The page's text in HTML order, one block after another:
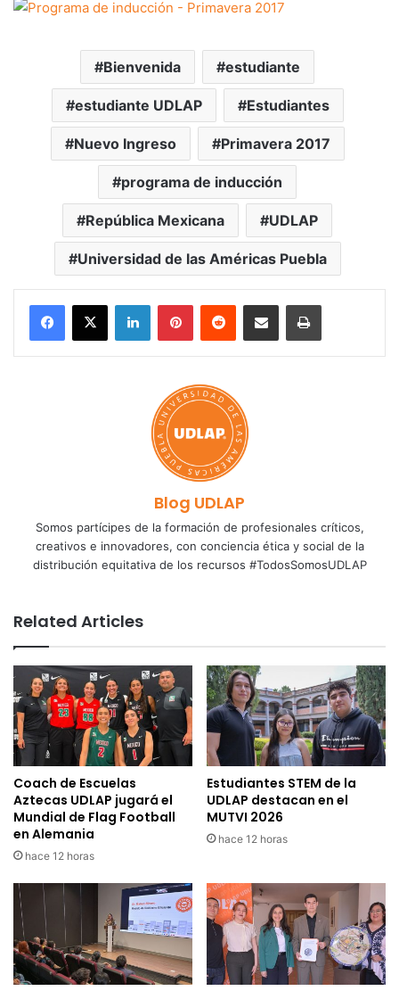
Bienvenida estudiante
estudiante UDLAP Estudiantes
Nuevo Ingreso Primavera 2017
programa de inducción
República Mexicana UDLAP
Universidad de las Américas Puebla
LinkedInPinterestReddit Share via Email Print
Blog UDLAP
Somos partícipes de la formación de profesionales críticos,
creativos e innovadores, con conciencia ética y social de la
distribución equitativa de los recursos #TodosSomosUDLAP
Related Articles
Coach de Escuelas
Aztecas UDLAP jugará el
Mundial de Flag Football
en Alemania
hace 12 horas
Estudiantes STEM de la
UDLAP destacan en el
MUTVI 2026
hace 12 horas